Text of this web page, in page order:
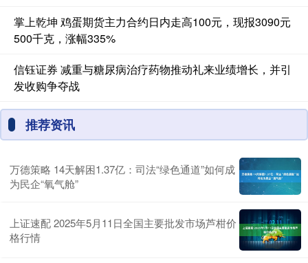
掌上乾坤 鸡蛋期货主力合约日内走高100元，现报3090元
500千克，涨幅335%
信钰证券 减重与糖尿病治疗药物推动礼来业绩增长，并引
发收购争夺战
推荐资讯
万德策略 14天解困1.37亿：司法“绿色通道”如何成
为民企“氧气舱”
上证速配 2025年5月11日全国主要批发市场芦柑价
格行情